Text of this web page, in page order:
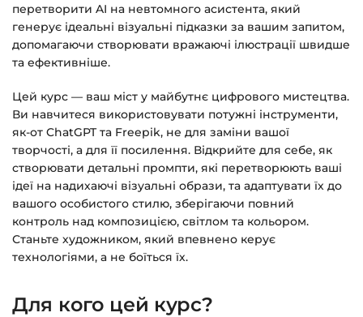
перетворити AI на невтомного асистента, який
генерує ідеальні візуальні підказки за вашим запитом,
допомагаючи створювати вражаючі ілюстрації швидше
та ефективніше.
Цей курс — ваш міст у майбутнє цифрового мистецтва.
Ви навчитеся використовувати потужні інструменти,
як-от ChatGPT та Freepik, не для заміни вашої
творчості, а для її посилення. Відкрийте для себе, як
створювати детальні промпти, які перетворюють ваші
ідеї на надихаючі візуальні образи, та адаптувати їх до
вашого особистого стилю, зберігаючи повний
контроль над композицією, світлом та кольором.
Станьте художником, який впевнено керує
технологіями, а не боїться їх.
Для кого цей курс?